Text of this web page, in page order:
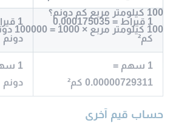
100 كيلومتر مربع كم دونم؟
100 كيلومتر مربع × 1000 = 100000 دونم
1 قيراط = 0.000175035
كم²
دونم
1 سهم =
0.00000729311 كم²
دونم
حساب قيم آخرى